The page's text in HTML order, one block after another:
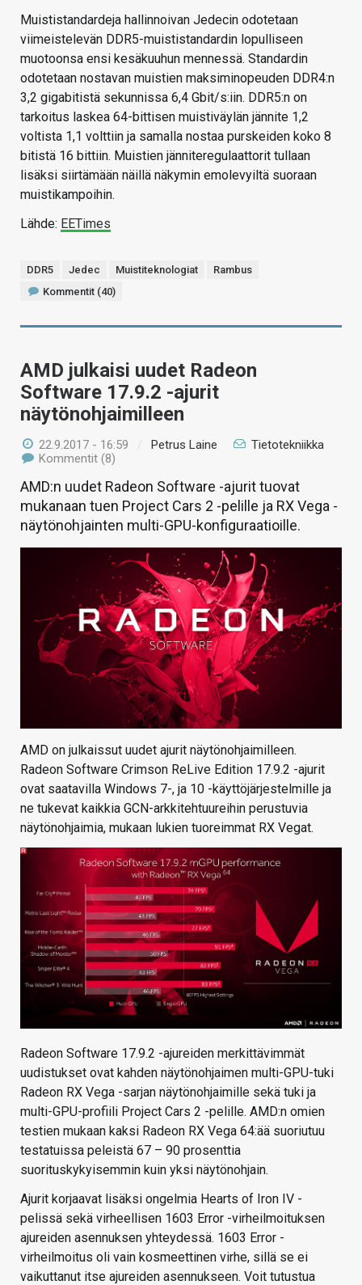
Muististandardeja hallinnoivan Jedecin odotetaan
viimeistelevän DDR5-muististandardin lopulliseen
muotoonsa ensi kesäkuuhun mennessä. Standardin
odotetaan nostavan muistien maksiminopeuden DDR4:n
3,2 gigabitistä sekunnissa 6,4 Gbit/s:iin. DDR5:n on
tarkoitus laskea 64-bittisen muistiväylän jännite 1,2
voltista 1,1 volttiin ja samalla nostaa purskeiden koko 8
bitistä 16 bittiin. Muistien jänniteregulaattorit tullaan
lisäksi siirtämään näillä näkymin emolevyiltä suoraan
muistikampoihin.
Lähde: EETimes
DDR5 Jedec Muistiteknologiat
Rambus
Kommentit (40)
AMD julkaisi uudet Radeon
Software 17.9.2 -ajurit
näytönohjaimilleen
22.9.2017 - 16:59 / Petrus Laine
Tietotekniikka
Kommentit (8)
AMD:n uudet Radeon Software -ajurit tuovat
mukanaan tuen Project Cars 2 -pelille ja RX Vega -
näytönohjainten multi-GPU-konfiguraatioille.
AMD on julkaissut uudet ajurit näytönohjaimilleen.
Radeon Software Crimson ReLive Edition 17.9.2 -ajurit
ovat saatavilla Windows 7-, ja 10 -käyttöjärjestelmille ja
ne tukevat kaikkia GCN-arkkitehtuureihin perustuvia
näytönohjaimia, mukaan lukien tuoreimmat RX Vegat.
Radeon Software 17.9.2 -ajureiden merkittävimmät
uudistukset ovat kahden näytönohjaimen multi-GPU-tuki
Radeon RX Vega -sarjan näytönohjaimille sekä tuki ja
multi-GPU-profiili Project Cars 2 -pelille. AMD:n omien
testien mukaan kaksi Radeon RX Vega 64:ää suoriutuu
testatuissa peleistä 67 – 90 prosenttia
suorituskykyisemmin kuin yksi näytönohjain.
Ajurit korjaavat lisäksi ongelmia Hearts of Iron IV -
pelissä sekä virheellisen 1603 Error -virheilmoituksen
ajureiden asennuksen yhteydessä. 1603 Error -
virheilmoitus oli vain kosmeettinen virhe, sillä se ei
vaikuttanut itse ajureiden asennukseen. Voit tutustua